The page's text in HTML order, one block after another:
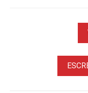
Oferece 2x entradas e
flexibilidade e
vários dispositivos